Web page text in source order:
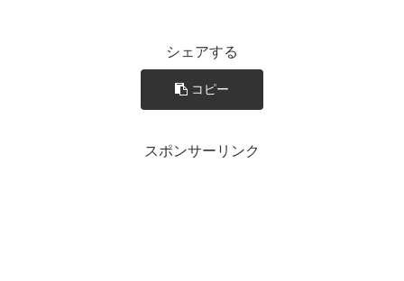
シェアする
コピー
スポンサーリンク